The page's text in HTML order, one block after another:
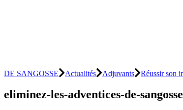
DE SANGOSSE Actualités Adjuvants Réussir son
eliminez-les-adventices-de-